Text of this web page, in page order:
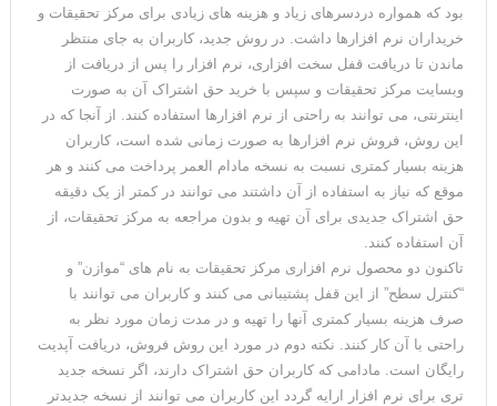
روش در حقیقت جایگزین روش فروش نرم افزار با قفل سخت افزاری
بود که همواره دردسرهای زیاد و هزینه های زیادی برای مرکز تحقیقات و
خریداران نرم افزارها داشت. در روش جدید، کاربران به جای منتظر
ماندن تا دریافت قفل سخت افزاری، نرم افزار را پس از دریافت از
وبسایت مرکز تحقیقات و سپس با خرید حق اشتراک آن به صورت
اینترنتی، می توانند به راحتی از نرم افزارها استفاده کنند. از آنجا که در
این روش، فروش نرم افزارها به صورت زمانی شده است، کاربران
هزینه بسیار کمتری نسبت به نسخه مادام العمر پرداخت می کنند و هر
موقع که نیاز به استفاده از آن داشتند می توانند در کمتر از یک دقیقه
حق اشتراک جدیدی برای آن تهیه و بدون مراجعه به مرکز تحقیقات، از
آن استفاده کنند.
تاکنون دو محصول نرم افزاری مرکز تحقیقات به نام های “موازن” و
“کنترل سطح” از این قفل پشتیبانی می کنند و کاربران می توانند با
صرف هزینه بسیار کمتری آنها را تهیه و در مدت زمان مورد نظر به
راحتی با آن کار کنند. نکته دوم در مورد این روش فروش، دریافت آپدیت
رایگان است. مادامی که کاربران حق اشتراک دارند، اگر نسخه جدید